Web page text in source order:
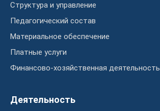
Структура и управление
Педагогический состав
Материальное обеспечение
Платные услуги
Финансово-хозяйственная деятельность
Деятельность